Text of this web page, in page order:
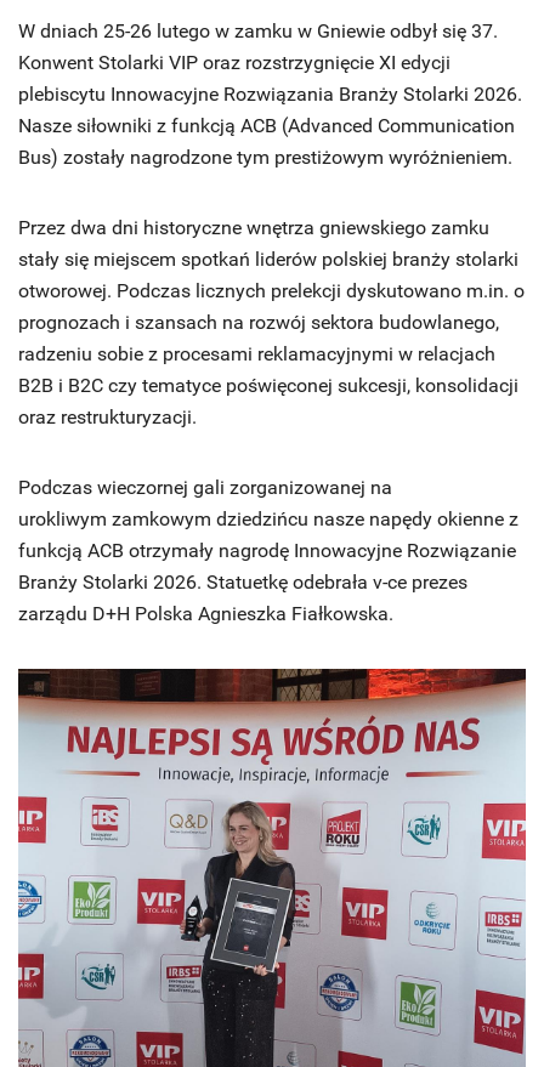
W dniach 25-26 lutego w zamku w Gniewie odbył się 37.
Konwent Stolarki VIP oraz rozstrzygnięcie XI edycji
plebiscytu Innowacyjne Rozwiązania Branży Stolarki 2026.
Nasze siłowniki z funkcją ACB (Advanced Communication
Bus) zostały nagrodzone tym prestiżowym wyróżnieniem.
Przez dwa dni historyczne wnętrza gniewskiego zamku
stały się miejscem spotkań liderów polskiej branży stolarki
otworowej. Podczas licznych prelekcji dyskutowano m.in. o
prognozach i szansach na rozwój sektora budowlanego,
radzeniu sobie z procesami reklamacyjnymi w relacjach
B2B i B2C czy tematyce poświęconej sukcesji, konsolidacji
oraz restrukturyzacji.
Podczas wieczornej gali zorganizowanej na
urokliwym zamkowym dziedzińcu nasze napędy okienne z
funkcją ACB otrzymały nagrodę Innowacyjne Rozwiązanie
Branży Stolarki 2026. Statuetkę odebrała v-ce prezes
zarządu D+H Polska Agnieszka Fiałkowska.